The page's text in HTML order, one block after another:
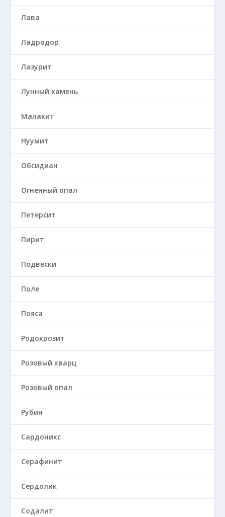
Лава
Ладродор
Лазурит
Лунный камень
Малахит
Нуумит
Обсидиан
Огненный опал
Петерсит
Пирит
Подвески
Поле
Пояса
Родохрозит
Розовый кварц
Розовый опал
Рубин
Сардоникс
Серафинит
Сердолик
Содалит